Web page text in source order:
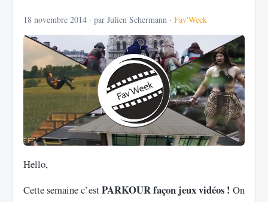
18 novembre 2014 · par Julien Schermann · Fav'Week
Hello,
Cette semaine c’estPARKOUR façon jeux vidéos ! On